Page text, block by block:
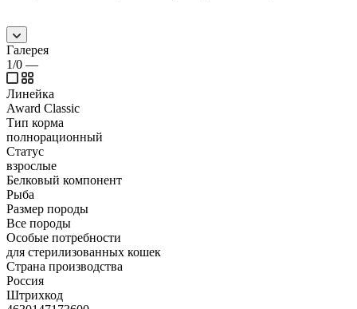
Галерея
1/0 —
Линейка
Award Classic
Тип корма
полнорационный
Статус
взрослые
Белковый компонент
Рыба
Размер породы
Все породы
Особые потребности
для стерилизованных кошек
Страна производства
Россия
Штрихкод